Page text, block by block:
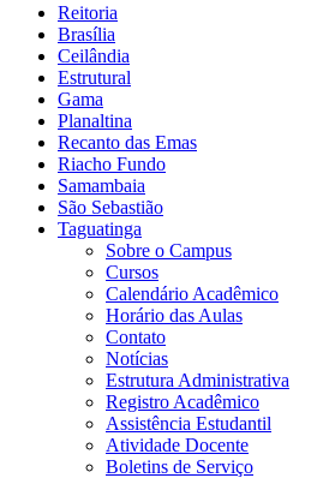
Reitoria
Brasília
Ceilândia
Estrutural
Gama
Planaltina
Recanto das Emas
Riacho Fundo
Samambaia
São Sebastião
Taguatinga
Sobre o Campus
Cursos
Calendário Acadêmico
Horário das Aulas
Contato
Notícias
Estrutura Administrativa
Registro Acadêmico
Assistência Estudantil
Atividade Docente
Boletins de Serviço